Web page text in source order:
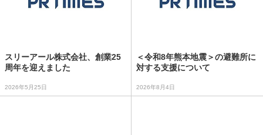
スリーアール株式会社、創業25
周年を迎えました
2026年5月25日
＜令和8年熊本地震＞の避難所に
対する支援について
2026年8月4日